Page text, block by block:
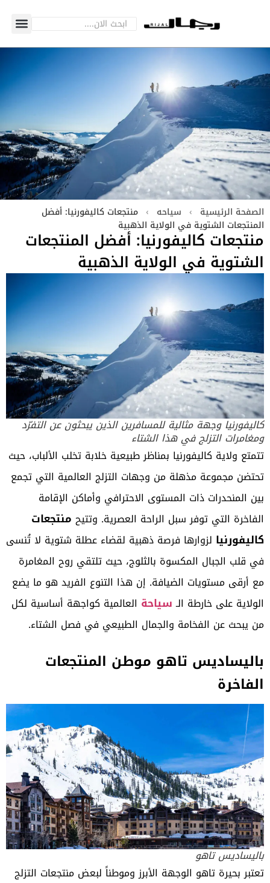
الصفحة الرئيسية › سياحه › منتجعات كاليفورنيا: أفضل
المنتجعات الشتوية في الولاية الذهبية
منتجعات كاليفورنيا: أفضل المنتجعات
الشتوية في الولاية الذهبية
كاليفورنيا وجهة مثالية للمسافرين الذين يبحثون عن التفرّد
ومغامرات التزلج في هذا الشتاء
تتمتع ولاية كاليفورنيا بمناظر طبيعية خلابة تخلب الألباب، حيث
تحتضن مجموعة مذهلة من وجهات التزلج العالمية التي تجمع
بين المنحدرات ذات المستوى الاحترافي وأماكن الإقامة
الفاخرة التي توفر سبل الراحة العصرية. وتتيح منتجعات
كاليفورنيا لزوارها فرصة ذهبية لقضاء عطلة شتوية لا تُنسى
في قلب الجبال المكسوة بالثلوج، حيث تلتقي روح المغامرة
مع أرقى مستويات الضيافة. إن هذا التنوع الفريد هو ما يضع
الولاية على خارطة الـسياحة العالمية كواجهة أساسية لكل
من يبحث عن الفخامة والجمال الطبيعي في فصل الشتاء.
باليساديس تاهو موطن المنتجعات
الفاخرة
باليساديس تاهو
تعتبر بحيرة تاهو الوجهة الأبرز وموطناً لبعض منتجعات التزلج